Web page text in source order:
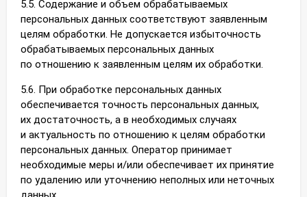
5.5. Содержание и объем обрабатываемых
персональных данных соответствуют заявленным
целям обработки. Не допускается избыточность
обрабатываемых персональных данных
по отношению к заявленным целям их обработки.
5.6. При обработке персональных данных
обеспечивается точность персональных данных,
их достаточность, а в необходимых случаях
и актуальность по отношению к целям обработки
персональных данных. Оператор принимает
необходимые меры и/или обеспечивает их принятие
по удалению или уточнению неполных или неточных